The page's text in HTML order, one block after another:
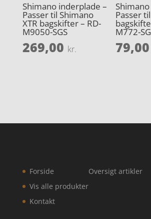
Shimano inderplade –
Passer til Shimano
XTR bagskifter – RD-
M9050-SGS
269,00 kr.
Passer
M772-
79,00
Forside
Vis alle produkter
Kontakt
Oversigt artikler